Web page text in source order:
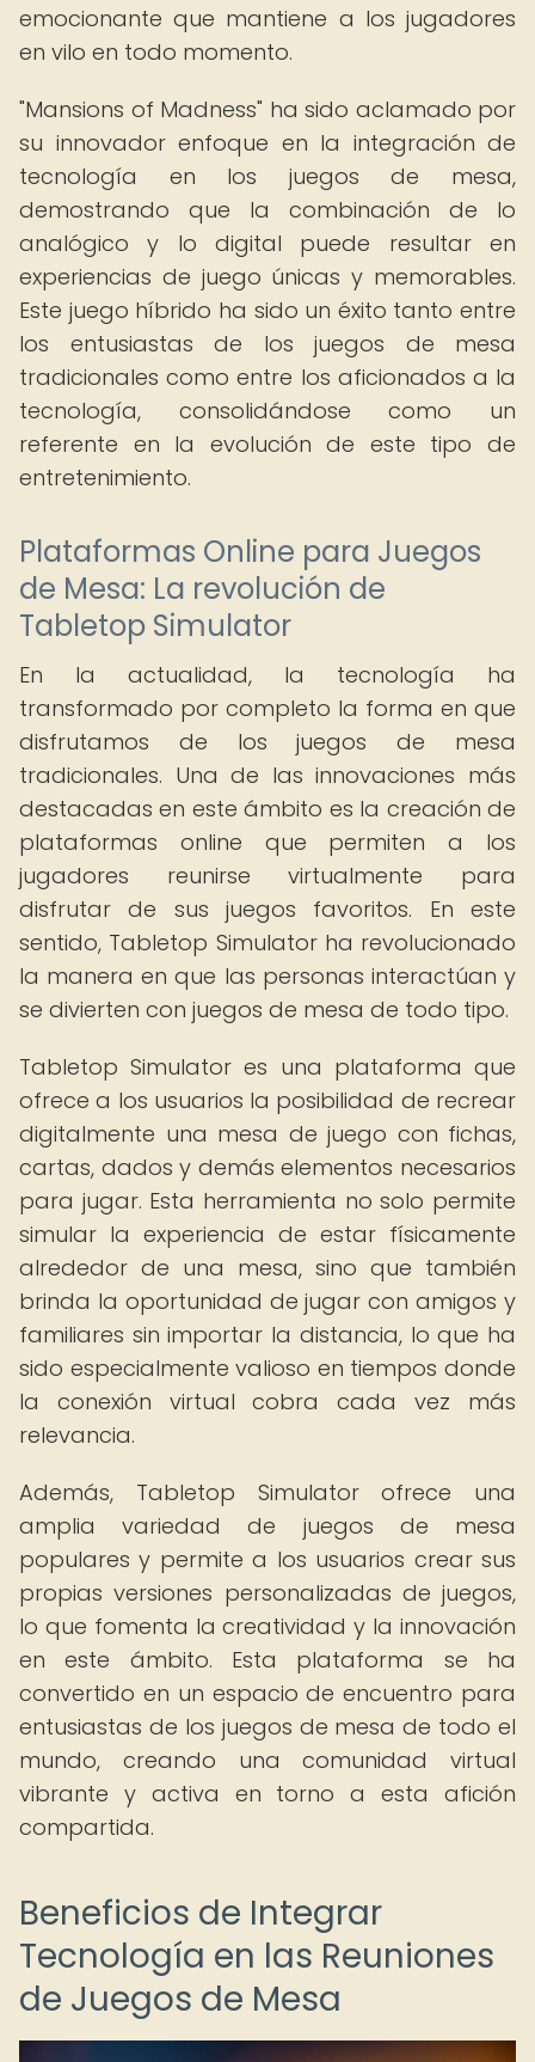
emocionante que mantiene a los jugadores
en vilo en todo momento.
"Mansions of Madness" ha sido aclamado por
su innovador enfoque en la integración de
tecnología en los juegos de mesa,
demostrando que la combinación de lo
analógico y lo digital puede resultar en
experiencias de juego únicas y memorables.
Este juego híbrido ha sido un éxito tanto entre
los entusiastas de los juegos de mesa
tradicionales como entre los aficionados a la
tecnología, consolidándose como un
referente en la evolución de este tipo de
entretenimiento.
Plataformas Online para Juegos
de Mesa: La revolución de
Tabletop Simulator
En la actualidad, la tecnología ha
transformado por completo la forma en que
disfrutamos de los juegos de mesa
tradicionales. Una de las innovaciones más
destacadas en este ámbito es la creación de
plataformas online que permiten a los
jugadores reunirse virtualmente para
disfrutar de sus juegos favoritos. En este
sentido, Tabletop Simulator ha revolucionado
la manera en que las personas interactúan y
se divierten con juegos de mesa de todo tipo.
Tabletop Simulator es una plataforma que
ofrece a los usuarios la posibilidad de recrear
digitalmente una mesa de juego con fichas,
cartas, dados y demás elementos necesarios
para jugar. Esta herramienta no solo permite
simular la experiencia de estar físicamente
alrededor de una mesa, sino que también
brinda la oportunidad de jugar con amigos y
familiares sin importar la distancia, lo que ha
sido especialmente valioso en tiempos donde
la conexión virtual cobra cada vez más
relevancia.
Además, Tabletop Simulator ofrece una
amplia variedad de juegos de mesa
populares y permite a los usuarios crear sus
propias versiones personalizadas de juegos,
lo que fomenta la creatividad y la innovación
en este ámbito. Esta plataforma se ha
convertido en un espacio de encuentro para
entusiastas de los juegos de mesa de todo el
mundo, creando una comunidad virtual
vibrante y activa en torno a esta afición
compartida.
Beneficios de Integrar
Tecnología en las Reuniones
de Juegos de Mesa